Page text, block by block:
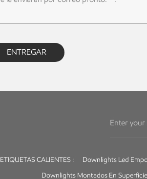
ENTREGAR
ETIQUETAS CALIENTES : Downlights Led
Downlights Montados En Superficie